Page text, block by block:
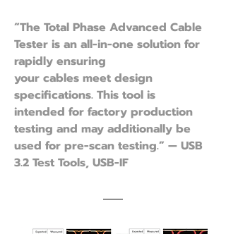
“The Total Phase Advanced Cable
Tester is an all-in-one solution for
rapidly ensuring
your cables meet design
specifications. This tool is
intended for factory production
testing and may additionally be
used for pre-scan testing.” — USB
3.2 Test Tools, USB-IF